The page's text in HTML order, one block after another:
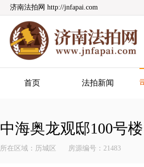
济南法拍网 http://jnfapai.com
济南法拍网
首页 法拍新闻
中海奥龙观邸100号
所在区域：历城区 房源编号：21483